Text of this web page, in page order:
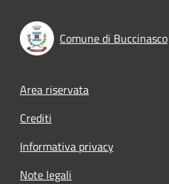
Comune di Buccinasco
Footer menu
Area riservata
Crediti
Informativa privacy
Note legali